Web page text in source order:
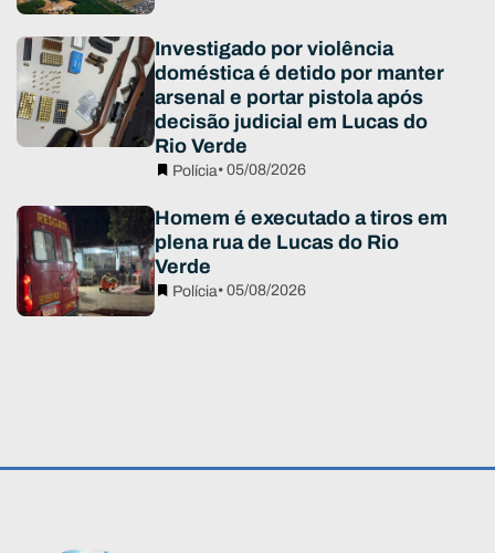
Investigado por violência
doméstica é detido por manter
arsenal e portar pistola após
decisão judicial em Lucas do
Rio Verde
Polícia• 05/08/2026
Homem é executado a tiros em
plena rua de Lucas do Rio
Verde
Polícia• 05/08/2026